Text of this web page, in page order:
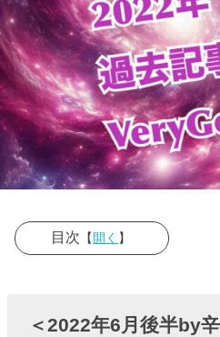
目次 【開く 】
ネエ＞
＜2022年6月後半by